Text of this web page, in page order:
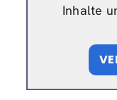
Inhalte